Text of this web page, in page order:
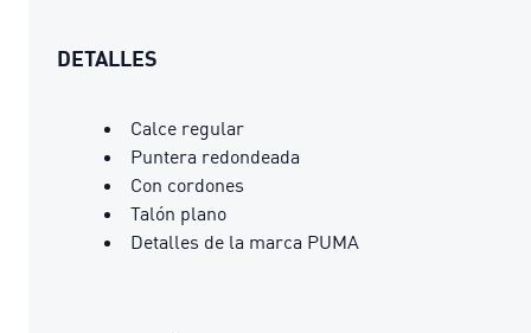
DETALLES
Calce regular
Puntera redondeada
Con cordones
Talón plano
Detalles de la marca PUMA